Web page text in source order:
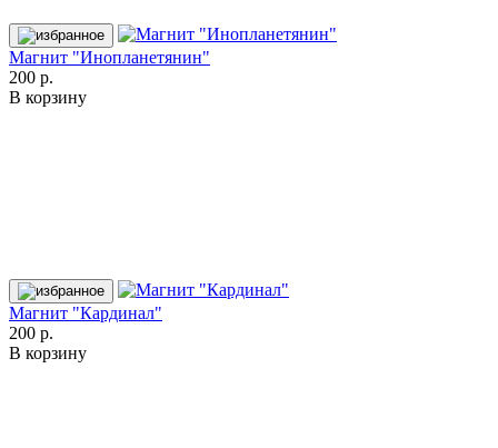
Магнит "Инопланетянин"
200 р.
В корзину
Магнит "Кардинал"
200 р.
В корзину